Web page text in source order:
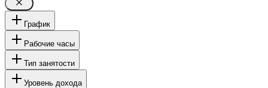
График
Рабочие часы
Тип занятости
Уровень дохода